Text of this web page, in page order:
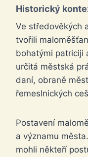
Historický
Ve středověkých
tvořili
bohatými patriciji
určitá městská
daní, obraně
řemeslnických
Postavení
a významu
mohli někteří